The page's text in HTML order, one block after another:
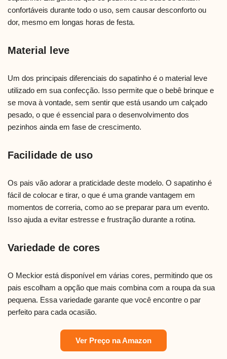
confortáveis durante todo o uso, sem causar desconforto ou
dor, mesmo em longas horas de festa.
Material leve
Um dos principais diferenciais do sapatinho é o material leve
utilizado em sua confecção. Isso permite que o bebê brinque e
se mova à vontade, sem sentir que está usando um calçado
pesado, o que é essencial para o desenvolvimento dos
pezinhos ainda em fase de crescimento.
Facilidade de uso
Os pais vão adorar a praticidade deste modelo. O sapatinho é
fácil de colocar e tirar, o que é uma grande vantagem em
momentos de correria, como ao se preparar para um evento.
Isso ajuda a evitar estresse e frustração durante a rotina.
Variedade de cores
O Meckior está disponível em várias cores, permitindo que os
pais escolham a opção que mais combina com a roupa da sua
pequena. Essa variedade garante que você encontre o par
perfeito para cada ocasião.
Ver Preço na Amazon